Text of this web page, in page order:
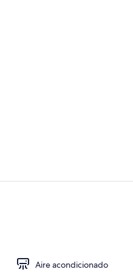
Aire acondicionado